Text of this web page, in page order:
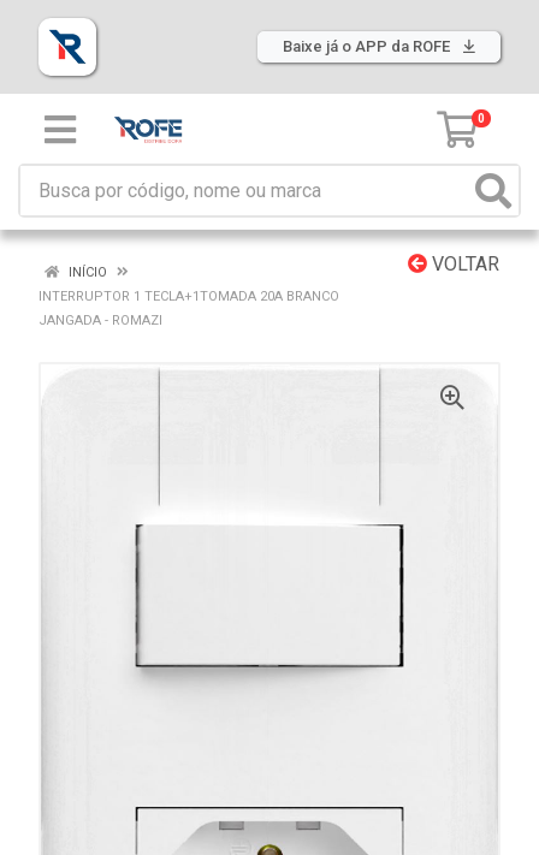
Baixe já o APP da ROFE
0
VOLTAR
INÍCIO
INTERRUPTOR 1 TECLA+1TOMADA 20A BRANCO
JANGADA - ROMAZI